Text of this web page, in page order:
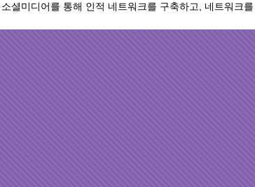
셜미디어를 통해 인적 네트워크를 구축하고, 네트워크